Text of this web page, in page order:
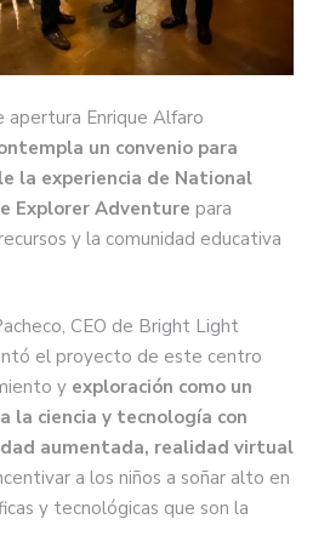
Enrique Alfaro
un convenio para
la experiencia de National
Explorer Adventure para
y la comunidad educativa
CEO de Bright Light
el proyecto de este centro
y exploración como un
la ciencia y tecnología con
aumentada, realidad virtual
a los niños a soñar alto en
y tecnológicas que son la